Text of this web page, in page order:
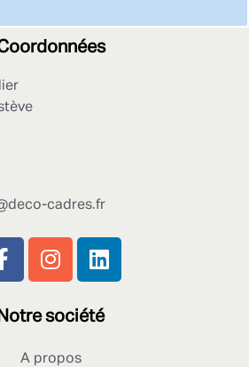
cadres.fr
Notre société
A propos